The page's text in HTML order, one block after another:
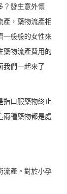
？發生意外懷
產，藥物流產相
一般般的女性來
藥物流產費用的
我們一起來了
指口服藥物終止
兩種藥物都是處
流產。對於小孕